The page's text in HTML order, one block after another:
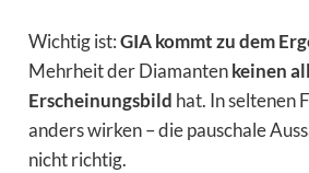
Wichtig ist:GIA kommt zu dem
Mehrheit der Diamantenkeinen
Erscheinungsbild hat. In seltenen
anders wirken – die pauschale
nicht richtig.